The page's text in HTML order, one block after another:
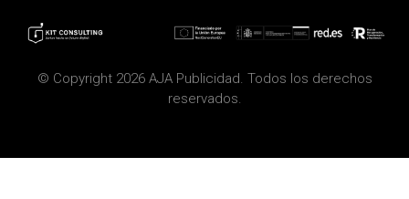
© Copyright 2026 AJA Publicidad. Todos los derechos
reservados.